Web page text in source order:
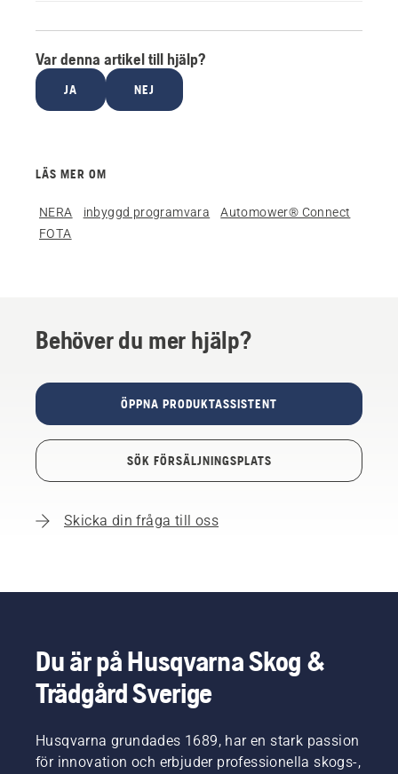
Var denna artikel till hjälp?
JA NEJ
LÄS MER OM
NERA inbyggd programvara
Automower® Connect
FOTA
Behöver du mer hjälp?
ÖPPNA PRODUKTASSISTENT
SÖK FÖRSÄLJNINGSPLATS
Skicka din fråga till oss
Du är på Husqvarna Skog &
Trädgård Sverige
Husqvarna grundades 1689, har en stark passion
för innovation och erbjuder professionella skogs-,